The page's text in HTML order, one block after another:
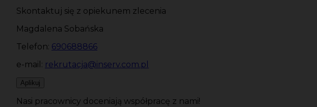
Skontaktuj się z opiekunem zlecenia
Magdalena Sobańska
Telefon: 690688866
e-mail: rekrutacja@inserv.com.pl
Aplikuj
Nasi pracownicy doceniają współpracę z nami!